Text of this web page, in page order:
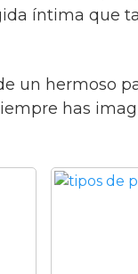
íntima que
un hermoso
has